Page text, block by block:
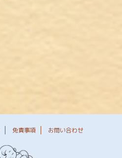
免責事項 お問い合わせ